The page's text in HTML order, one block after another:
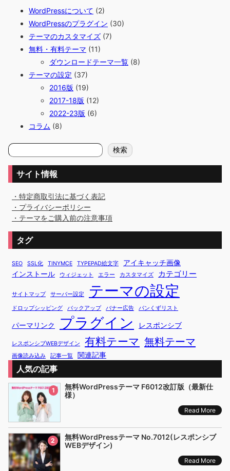
WordPressについて (2)
WordPressのプラグイン (30)
テーマのカスタマイズ (7)
無料・有料テーマ (11)
ダウンロードテーマ一覧 (8)
テーマの設定 (37)
2016版 (19)
2017-18版 (12)
2022-23版 (6)
コラム (8)
検
索
検索
サイト情報
・特定商取引法に基づく表記
・プライバシーポリシー
・テーマをご購入前の注意事項
タグ
SEO SSL化 TINYMCE TYPEPAD絵文字
アイキャッチ画像
インストール
ウィジェット エラー カスタマイズ カテゴリー
サイトマップ サーバー設定 テーマの設定
ドロップシッピング バックアップ バナー広告 パンくずリスト
パーマリンク プラグイン レスポンシブ
レスポンシブWEBデザイン 有料テーマ 無料テーマ
画像読み込み 記事一覧 関連記事
人気の記事
1
無料WordPressテーマ F6012改訂版（最新仕
様）
Read More
2
無料WordPressテーマ No.7012(レスポンシブ
WEBデザイン)
Read More